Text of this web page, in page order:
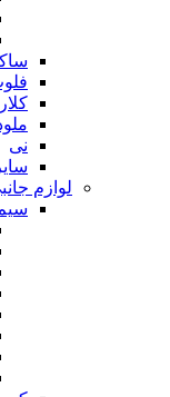
نی
لوازم